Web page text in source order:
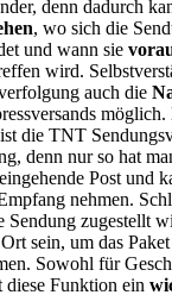
denn dadurch
, wo sich die
und wann sie
wird.
auch die
die TNT
denn nur so hat
Post und
nehmen.
Sendung zugestellt
sein, um das Paket
Sowohl für
diese Funktion ein